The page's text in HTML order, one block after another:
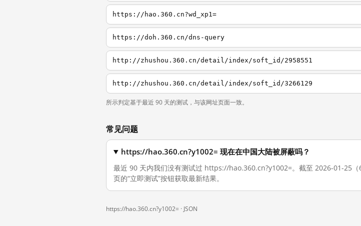
https://hao.360.cn?wd_xp1=
https://doh.360.cn/dns-query
http://zhushou.360.cn/detail/index/soft_id/2958551
http://zhushou.360.cn/detail/index/soft_id/3266129
所示判定基于最近 90 天的测试，与该网址页面一致。
常见问题
https://hao.360.cn?y1002= 现在在中国大陆被屏蔽吗？
最近 90 天内我们没有测试过 https://hao.360.cn?y1002=。截至 2026-01-25
页的“立即测试”按钮获取最新结果。
https://hao.360.cn?y1002= · JSON